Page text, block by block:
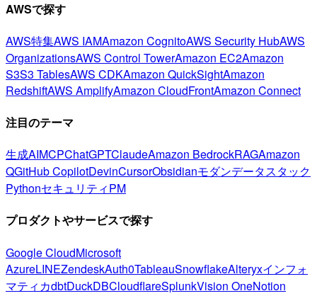
AWSで探す
AWS特集AWS IAMAmazon CognitoAWS Security HubAWS
OrganizationsAWS Control TowerAmazon EC2Amazon
S3S3 TablesAWS CDKAmazon QuickSightAmazon
RedshiftAWS AmplifyAmazon CloudFrontAmazon Connect
注目のテーマ
生成AIMCPChatGPTClaudeAmazon BedrockRAGAmazon
QGitHub CopilotDevinCursorObsidianモダンデータスタック
PythonセキュリティPM
プロダクトやサービスで探す
Google CloudMicrosoft
AzureLINEZendeskAuth0TableauSnowflakeAlteryxインフォ
マティカdbtDuckDBCloudflareSplunkVision OneNotion